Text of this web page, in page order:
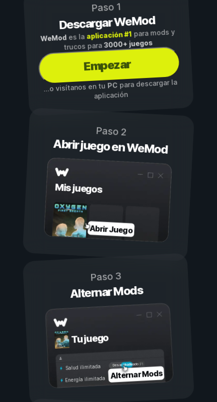
Paso 1
Descargar WeMod
WeMod es la aplicación #1para mods y
trucos para3000+ juegos
Empezar
...o visítanos en tuPCpara descargar la
aplicación
Paso 2
Abrir juego en WeMod
Mis juegos
Abrir Juego
Paso 3
Alternar Mods
Tu juego
Activado
Desactivado
Salud ilimitada
Energía ilimitada Alternar Mods